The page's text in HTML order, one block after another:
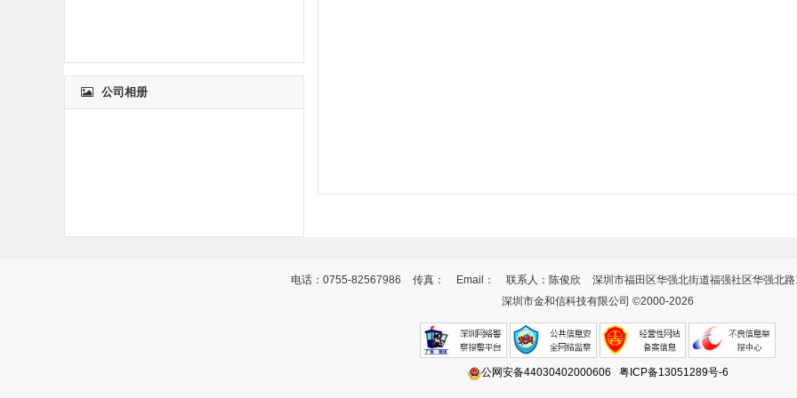
公司相册
电话：0755-82567986 传真： Email： 联系人：陈俊欣
深圳市福田区华强北街道福强社区华强北
深圳市金和信科技有限公司 ©2000-2026
公网安备44030402000606 粤ICP备13051289号-6